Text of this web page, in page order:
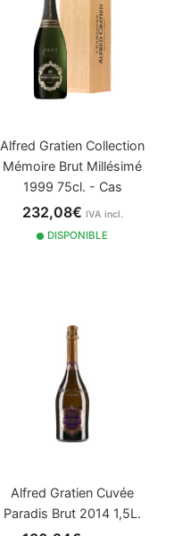
Alfred Gratien Collection
Mémoire Brut Millésimé
1999 75cl. - Cas
232,08€ IVA incl.
DISPONIBLE
Alfred Gratien Cuvée
Paradis Brut 2014 1,5L.